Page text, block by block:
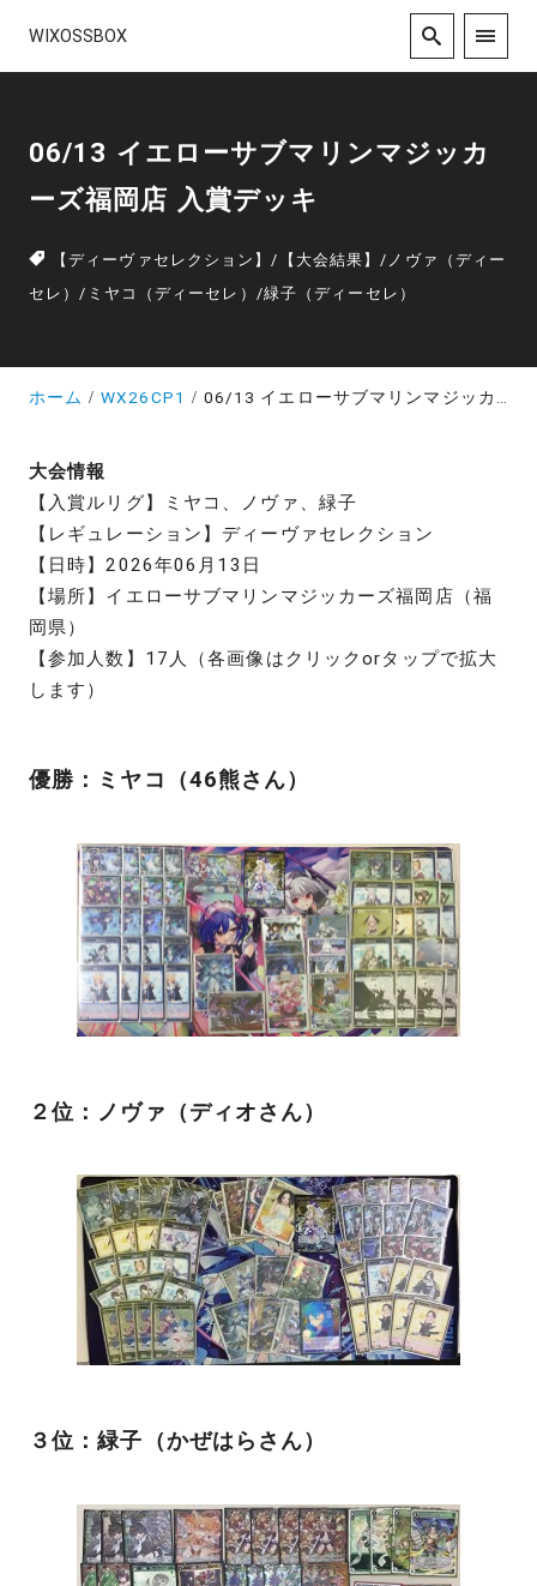
WIXOSSBOX
06/13 イエローサブマリンマジッカ
ーズ福岡店 入賞デッキ
【ディーヴァセレクション】/ 【大会結果】/ ノヴァ（ディー
セレ）/ ミヤコ（ディーセレ） /緑子（ディーセレ）
ホーム WX26CP1 06/13 イエローサブマリンマジッカーズ福岡店 入賞デッキ
大会情報
【入賞ルリグ】ミヤコ、ノヴァ、緑子
【レギュレーション】ディーヴァセレクション
【日時】2026年06月13日
【場所】イエローサブマリンマジッカーズ福岡店（福
岡県）
【参加人数】17人（各画像はクリックorタップで拡大
します）
優勝：ミヤコ（46熊さん）
２位：ノヴァ（ディオさん）
３位：緑子（かぜはらさん）